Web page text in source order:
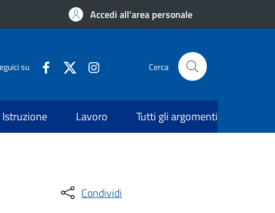
Accedi all'area personale
su Cerca
Istruzione Lavoro Tutti gli argomenti
Condividi